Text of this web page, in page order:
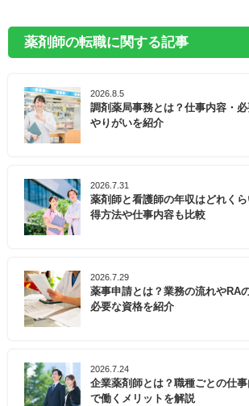
薬剤師の転職に関する記事
2026.8.5
調剤薬局事務とは？仕事内容・必
やりがいを紹介
2026.7.31
薬剤師と看護師の年収はどれく
得方法や仕事内容も比較
2026.7.29
薬事申請とは？業務の流れやRA
必要な資格を紹介
2026.7.24
企業薬剤師とは？職種ごとの仕
で働くメリットを解説